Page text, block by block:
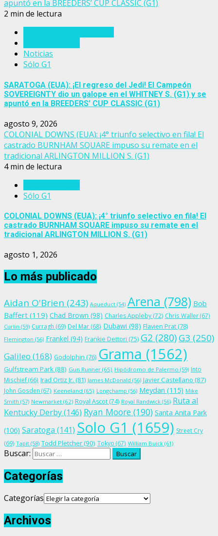
apuntó en la BREEDERS’ CUP CLASSIC (G1)
2 min de lectura
Noticias
Sólo G1
SARATOGA (EUA): ¡El regreso del Jedi! El Campeón
SOVEREIGNTY dio un galope en el WHITNEY S. (G1) y se
apuntó en la BREEDERS’ CUP CLASSIC (G1)
agosto 9, 2026
COLONIAL DOWNS (EUA): ¡4° triunfo selectivo en fila! El
castrado BURNHAM SQUARE impuso su remate en el
tradicional ARLINGTON MILLION S. (G1)
4 min de lectura
Sólo G1
COLONIAL DOWNS (EUA): ¡4° triunfo selectivo en fila! El
castrado BURNHAM SQUARE impuso su remate en el
tradicional ARLINGTON MILLION S. (G1)
agosto 1, 2026
Lo más publicado
Aidan O'Brien (243) Aqueduct (54) Arena (798) Bob
Baffert (119) Chad Brown (98) Charles Appleby (72) Chris Waller(67)
Curlin (59) Curragh (69) Del Mar (68) Dubawi (98) Flavien Prat (78)
Flemington (56) Frankel (94) Frankie Dettori (75) G2 (280)G3 (250)
Galileo (168) Godolphin (76) Grama (1562)
Gulfstream Park(88) Gun Runner (65) Hipódromo de Palermo (59) Into
Mischief(66) Irad Ortiz Jr. (81) James McDonald (56) Javier Castellano (87)
John Gosden (67) Keeneland (65) Longchamp (56) Meydan (115) Mike
Smith (57) Newmarket (62) Royal Ascot (74) Royal Randwick (56) Ruta al
Kentucky Derby(146) Ryan Moore (190) Santa Anita Park
(106) Saratoga (141) Solo G1 (1659) Street Cry
(69) Tapit (58) Todd Pletcher(90) Tokyo (67) William Buick (61)
Buscar:
Categorías
Categorías
Archivos